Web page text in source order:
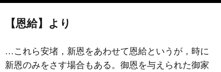
【恩給】より
…これら安堵，新恩をあわせて恩給というが，時に
新恩のみをさす場合もある。御恩を与えられた御家